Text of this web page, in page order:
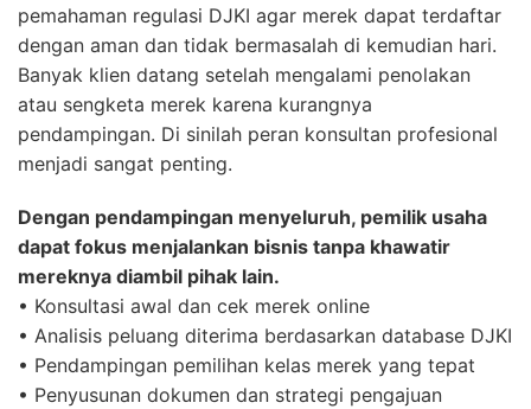
pemahaman regulasi DJKI agar merek dapat terdaftar
dengan aman dan tidak bermasalah di kemudian hari.
Banyak klien datang setelah mengalami penolakan
atau sengketa merek karena kurangnya
pendampingan. Di sinilah peran konsultan profesional
menjadi sangat penting.
Dengan pendampingan menyeluruh, pemilik usaha
dapat fokus menjalankan bisnis tanpa khawatir
mereknya diambil pihak lain.
• Konsultasi awal dan cek merek online
• Analisis peluang diterima berdasarkan database DJKI
• Pendampingan pemilihan kelas merek yang tepat
• Penyusunan dokumen dan strategi pengajuan